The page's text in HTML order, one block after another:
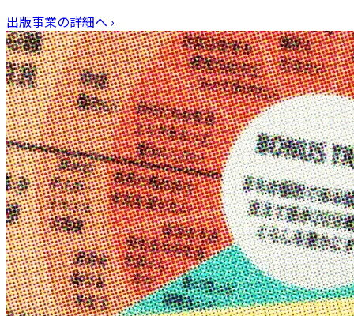
出版事業の詳細へ ›